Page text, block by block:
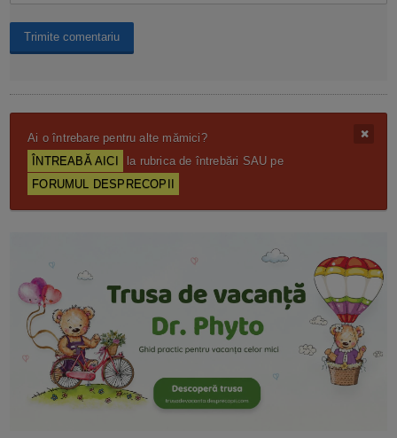
Ai o întrebare pentru alte mămici?
ÎNTREABĂ AICI
la rubrica de întrebări SAU pe
FORUMUL DESPRECOPII